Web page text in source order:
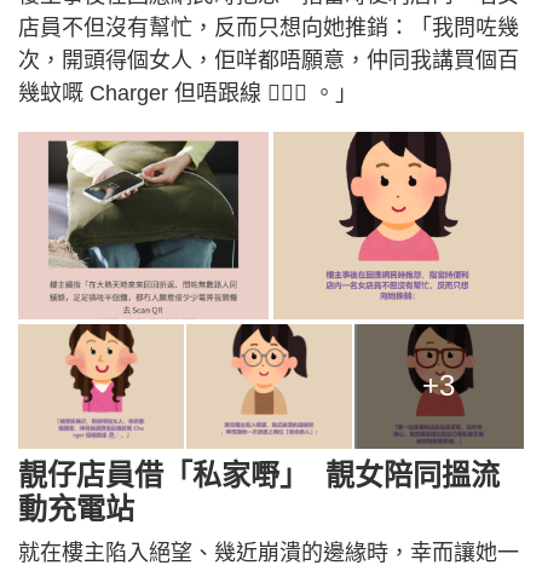
店員不但沒有幫忙，反而只想向她推銷：「我問咗幾
次，開頭得個女人，佢咩都唔願意，仲同我講買個百
幾蚊嘅 Charger 但唔跟線 🤦🏻‍♀️ 。」
+3
靚仔店員借「私家嘢」 靚女陪同搵流
動充電站
就在樓主陷入絕望、幾近崩潰的邊緣時，幸而讓她一